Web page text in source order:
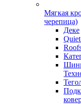
Мягкая
черепица)
Деке